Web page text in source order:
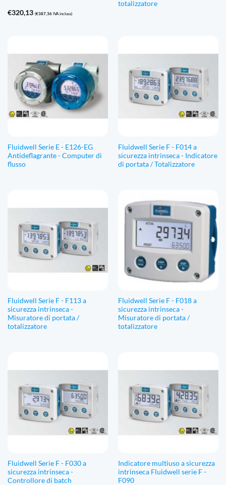
€320,13 (€387,36IVA inclusa)
totalizzatore
Fluidwell Serie E - E126-EG
Antideflagrante - Computer di
flusso
Fluidwell Serie F - F014 a
sicurezza intrinseca - Indicatore
di portata / Totalizzatore
Fluidwell Serie F - F113 a
sicurezza intrinseca -
Misuratore di portata /
totalizzatore
Fluidwell Serie F - F018 a
sicurezza intrinseca -
Misuratore di portata /
totalizzatore
Fluidwell Serie F - F030 a
sicurezza intrinseca -
Controllore di batch
Indicatore multiuso a sicurezza
intrinseca Fluidwell serie F -
F090